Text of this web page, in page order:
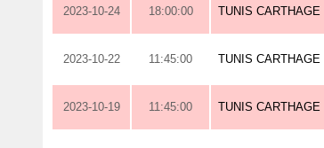
2023-10-24 18:00:00 TUNIS CARTHAGE
2023-10-22 11:45:00 TUNIS CARTHAGE
2023-10-19 11:45:00 TUNIS CARTHAGE